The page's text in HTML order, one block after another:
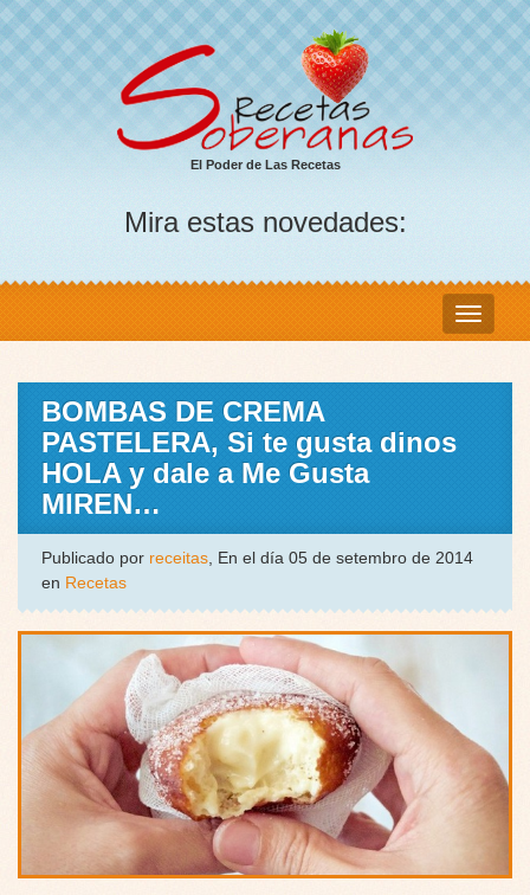
El Poder de Las Recetas
Mira estas novedades:
BOMBAS DE CREMA
PASTELERA, Si te gusta dinos
HOLA y dale a Me Gusta
MIREN…
Publicado por receitas, En el día 05 de setembro de 2014
en Recetas